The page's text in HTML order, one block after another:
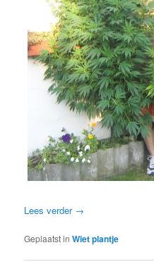
Lees verder →
Geplaatst in Wiet plantje